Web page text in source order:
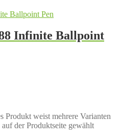
Infinite Ballpoint
Produkt weist mehrere Varianten
der Produktseite gewählt